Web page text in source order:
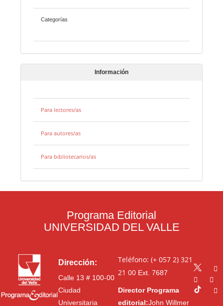
Categorías
Información
Para lectores/as
Para autores/as
Para bibliotecarios/as
Programa Editorial
UNIVERSIDAD DEL VALLE
Dirección:
Calle 13 # 100-00
Ciudad
Universitaria
Teléfono: (+ 057 2) 321
21 00Ext. 7687
Director Programa
editorial:John Willmer